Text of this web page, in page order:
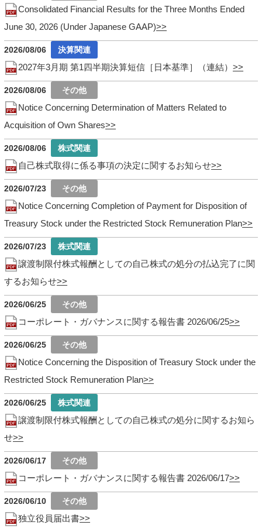
Consolidated Financial Results for the Three Months Ended
June 30, 2026 (Under Japanese GAAP)
2026/08/06
2027年3月期 第1四半期決算短信［日本基準］（連結）
2026/08/06
Notice Concerning Determination of Matters Related to
Acquisition of Own Shares
2026/08/06
自己株式取得に係る事項の決定に関するお知らせ
2026/07/23
Notice Concerning Completion of Payment for Disposition of
Treasury Stock under the Restricted Stock Remuneration Plan
2026/07/23
譲渡制限付株式報酬としての自己株式の処分の払込完了に関
するお知らせ
2026/06/25
コーポレート・ガバナンスに関する報告書 2026/06/25
2026/06/25
Notice Concerning the Disposition of Treasury Stock under the
Restricted Stock Remuneration Plan
2026/06/25
譲渡制限付株式報酬としての自己株式の処分に関するお知ら
せ
2026/06/17
コーポレート・ガバナンスに関する報告書 2026/06/17
2026/06/10
独立役員届出書